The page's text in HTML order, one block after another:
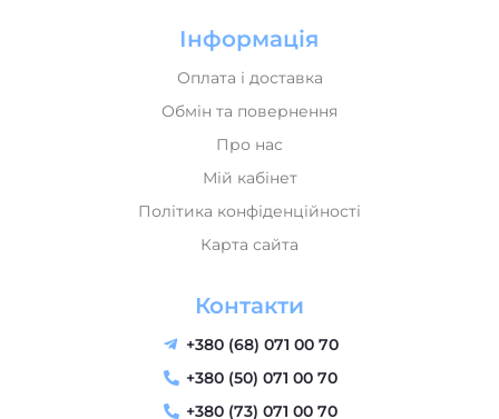
Контакти
+380 (68) 071 00 70
+380 (50) 071 00 70
+380 (73) 071 00 70
send@music-house.in.ua
Пн-Пт: 09:30–18:30
Сб: 10:00–16:00
Нд: Вихідний